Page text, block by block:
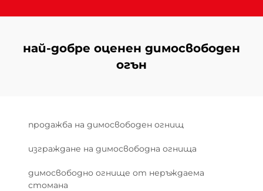
най-добре оценен димосвободен
огън
продажба на димосвободен огнищ
изграждане на димосвободна огнища
димосвободно огнище от неръждаема
стомана